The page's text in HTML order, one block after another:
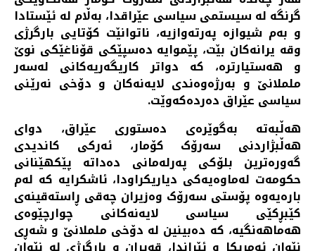
گرنگە له سیستمی سیاسی عێراقدا، بەڵام لە ئێستادا
و بەم شیوازە پەرتەوازیە، ناتوانێت کۆتایی بارگرژی
وقه یرانەکان بێت، پێموایە دەسپێکی قۆناغێکی نوێ
و هەستیارتره، که دواتر کاریگەریەکانی لەسەر
ململانێ و بەرژەوەندی لایەنەکان و دۆخی نەرێنی
سیاسی عێراق دەردەکەوێت.
هەڵبەتە بەگوێرەی دەستوری عێراق، دوای
هەڵبژاردنی سەرۆک کۆمار، ئەرکی کاندیدی
گەورەترین بلۆکی پەرلەمانی دەداتە پێکهێنانی
حکومەت لەماوەیەکی دیاریکراودا، ئاشکرایە کە لەم
بارەیەوە پۆستی سەرۆک وەزیران چەقی ڕاستەقینەی
کێبڕکێی سیاسی لایەنەکانی چوارچێوەی
هەماهەنگیە، کە دەبینین لە دۆخی ململانێ و شەڕی